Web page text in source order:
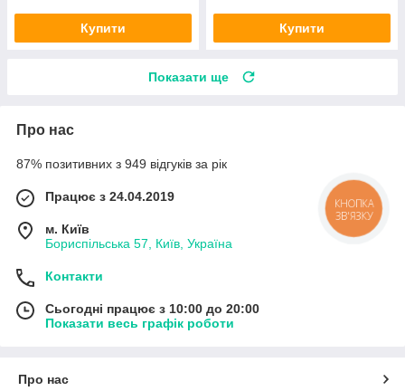
Купити Купити
Показати ще
Про нас
87% позитивних з 949 відгуків за рік
Працює з 24.04.2019
м. Київ
Бориспільська 57, Київ, Україна
Контакти
Сьогодні працює з 10:00 до 20:00
Показати весь графік роботи
Про нас
КНОПКА
ЗВ'ЯЗКУ